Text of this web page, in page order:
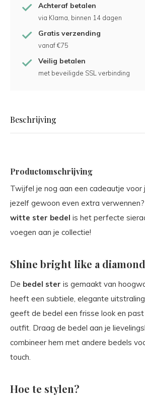
Achteraf betalen
via Klarna, binnen 14 dagen
Gratis verzending
vanaf €75
Veilig betalen
met beveiligde SSL verbinding
Beschrijving
Productomschrijving
Twijfel je nog aan een cadeautje
jezelf gewoon even extra
witte ster bedel is het perfecte
voegen aan je collectie!
Shine bright like a
De bedel ster is gemaakt van
heeft een subtiele, elegante
geeft de bedel een frisse look en
outfit. Draag de bedel aan je
combineer hem met andere bedels
touch.
Hoe te stylen?